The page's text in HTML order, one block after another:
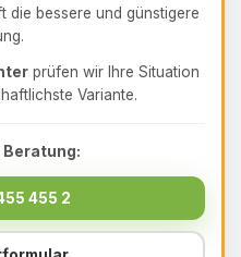
die bessere und günstigere
prüfen wir Ihre Situation
Variante.
Beratung:
455 2